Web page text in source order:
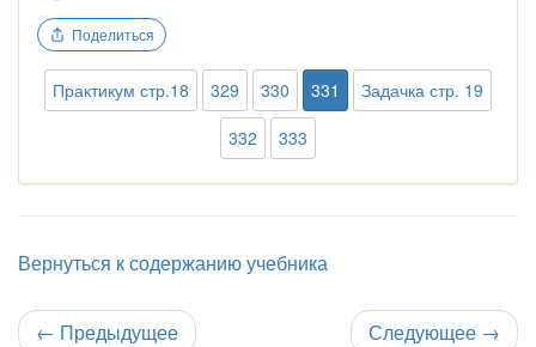
Поделиться
Практикум стр.18 329 330 331
Задачка стр. 19
332
333
Вернуться к содержанию учебника
← Предыдущее Следующее →